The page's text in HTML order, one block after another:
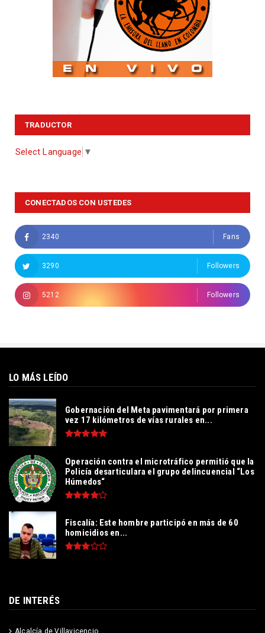
TRADUCTOR
Select Language ▼
CONECTADOS CON USTEDES
2340 Fans
3290 Followers
5212 Followers
LO MÁS LEÍDO
Gobernación del Meta pavimentará por primera
vez 17 kilómetros de vías rurales en...
Operación contra el microtráfico permitió que la
Policía desarticulara el grupo delincuencial “Los
Húmedos“
Fiscalía: Este hombre participó en más de 60
homicidios en...
DE INTERÉS
Alcalcía de Villavicencio